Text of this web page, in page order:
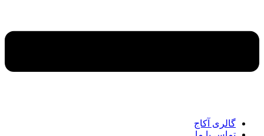
گالری آکاج